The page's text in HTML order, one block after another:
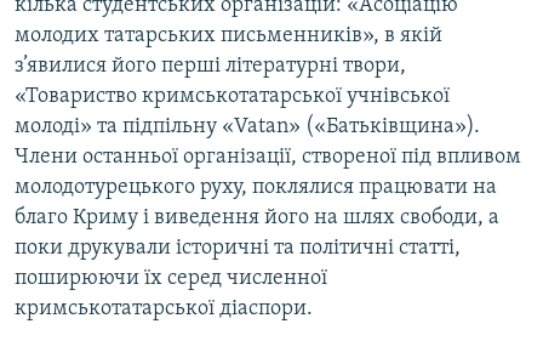
кілька студентських організацій: «Асоціацію
молодих татарських письменників», в якій
з’явилися його перші літературні твори,
«Товариство кримськотатарської учнівської
молоді» та підпільну «Vatan» («Батьківщина»).
Члени останньої організації, створеної під впливом
молодотурецького руху, поклялися працювати на
благо Криму і виведення його на шлях свободи, а
поки друкували історичні та політичні статті,
поширюючи їх серед численної
кримськотатарської діаспори.